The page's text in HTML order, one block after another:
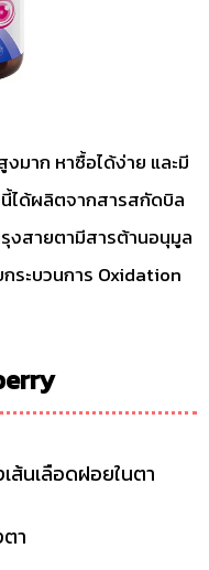
มาก หาซื้อได้ง่าย และมี
ได้ผลิตจากสารสกัดบิล
งสายตามีสารต้านอนุมูล
ระบวนการ Oxidation
ส้นเลือดฝอยในตา
า